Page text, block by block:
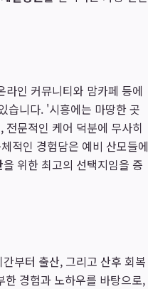
인 커뮤니티와 맘카페 등에
습니다. '시흥에는 마땅한 곳
문적인 케어 덕분에 무사히
적인 경험담은 예비 산모들에
을 위한 최고의 선택지임을 증
부터 출산, 그리고 산후 회복
한 경험과 노하우를 바탕으로,